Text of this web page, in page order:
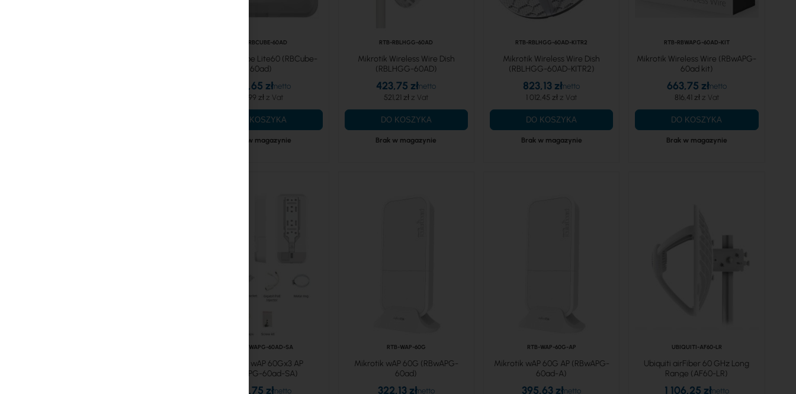
RTB-RBCUBE-60AD
Mikrotik Cube Lite60 (RBCube-
60ad)
Brak w magazynie
311,99 zł
253,65 zł
DO KOSZYKA
RTB-RBLHGG-60AD
Mikrotik Wireless Wire Dish
(RBLHGG-60AD)
Brak w magazynie
521,21 zł
423,75 zł
DO KOSZYKA
RTB-RBLHGG-60AD-KITR2
Mikrotik Wireless Wire Dish
(RBLHGG-60AD-KITR2)
Brak w magazynie
1 012,45 zł
823,13 zł
DO KOSZYKA
RTB-RBWAPG-60AD-KIT
Mikrotik Wireless Wire (RBwAPG-
60ad kit)
Brak w magazynie
816,41 zł
663,75 zł
DO KOSZYKA
RTB-RBWAPG-60AD-SA
Mikrotik wAP 60Gx3 AP
(RBwAPG-60ad-SA)
558,75 zł
RTB-WAP-60G
Mikrotik wAP 60G (RBwAPG-
60ad)
322,13 zł
RTB-WAP-60G-AP
Mikrotik wAP 60G AP (RBwAPG-
60ad-A)
395,63 zł
UBIQUITI-AF60-LR
Ubiquiti airFiber 60 GHz Long
Range (AF60-LR)
1 106,25 zł